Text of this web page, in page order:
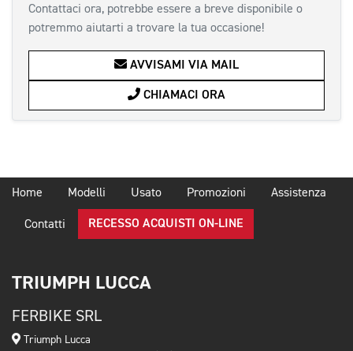
Contattaci ora, potrebbe essere a breve disponibile o
potremmo aiutarti a trovare la tua occasione!
AVVISAMI VIA MAIL
CHIAMACI ORA
Home Modelli Usato Promozioni Assistenza
Contatti RECESSO ACQUISTI ON-LINE
TRIUMPH LUCCA
FERBIKE SRL
Triumph Lucca